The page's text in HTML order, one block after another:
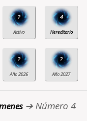
? 4
? ?
➔ Número 4